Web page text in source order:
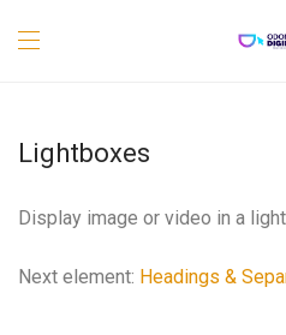
Lightboxes
Display image or video in a
Next element: Headings &